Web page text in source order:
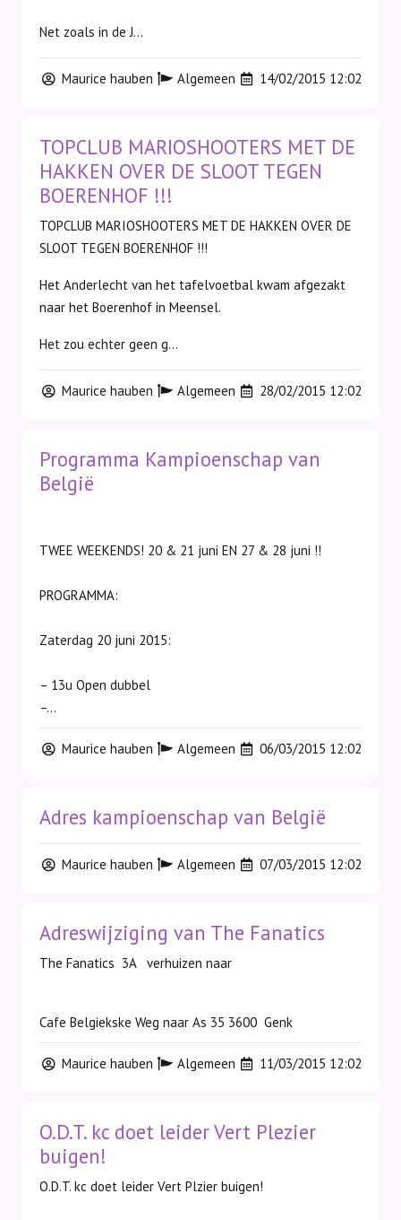
Net zoals in de J...
Maurice hauben Algemeen 14/02/2015 12:02
TOPCLUB MARIOSHOOTERS MET DE
HAKKEN OVER DE SLOOT TEGEN
BOERENHOF !!!
TOPCLUB MARIOSHOOTERS MET DE HAKKEN OVER DE
SLOOT TEGEN BOERENHOF !!!
Het Anderlecht van het tafelvoetbal kwam afgezakt
naar het Boerenhof in Meensel.
Het zou echter geen g...
Maurice hauben Algemeen 28/02/2015 12:02
Programma Kampioenschap van
België
TWEE WEEKENDS! 20 & 21 juni EN 27 & 28 juni !!
PROGRAMMA:
Zaterdag 20 juni 2015:
– 13u Open dubbel
–...
Maurice hauben Algemeen 06/03/2015 12:02
Adres kampioenschap van België
Maurice hauben Algemeen 07/03/2015 12:02
Adreswijziging van The Fanatics
The Fanatics 3A verhuizen naar
Cafe Belgiekske Weg naar As 35 3600 Genk
Maurice hauben Algemeen 11/03/2015 12:02
O.D.T. kc doet leider Vert Plezier
buigen!
O.D.T. kc doet leider Vert Plzier buigen!